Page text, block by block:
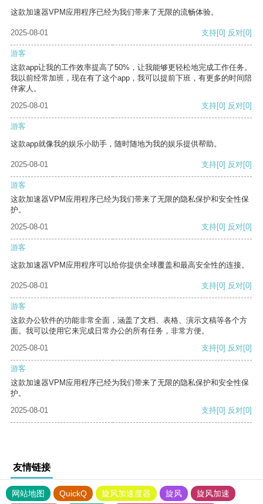
这款加速器VPM应用程序已经为我们带来了无限的流畅体验。
2025-08-01 支持[0] 反对[0]
游客
这款app让我的工作效率提高了50%，让我能够更轻松地完成工作任务。
我以前经常加班，现在有了这个app，我可以提前下班，有更多的时间陪
伴家人。
2025-08-01
支持[0] 反对[0]
游客
这款app就像我的娱乐小助手，随时随地为我的娱乐提供帮助。
2025-08-01 支持[0] 反对[0]
游客
这款加速器VPM应用程序已经为我们带来了无限的隐私保护和安全性保
护。
2025-08-01
支持[0] 反对[0]
游客
这款加速器VPM应用程序可以给你提供全球覆盖和最高安全性的连接。
2025-08-01 支持[0] 反对[0]
游客
这款办公软件的功能非常全面，涵盖了文档、表格、演示文稿等各个方
面。我可以使用它来完成日常办公的所有任务，非常方便。
2025-08-01
支持[0] 反对[0]
游客
这款加速器VPM应用程序已经为我们带来了无限的隐私保护和安全性保
护。
2025-08-01
支持[0] 反对[0]
友情链接
网站地图 QuickQ 旋风加速度器 旋风 旋风加速